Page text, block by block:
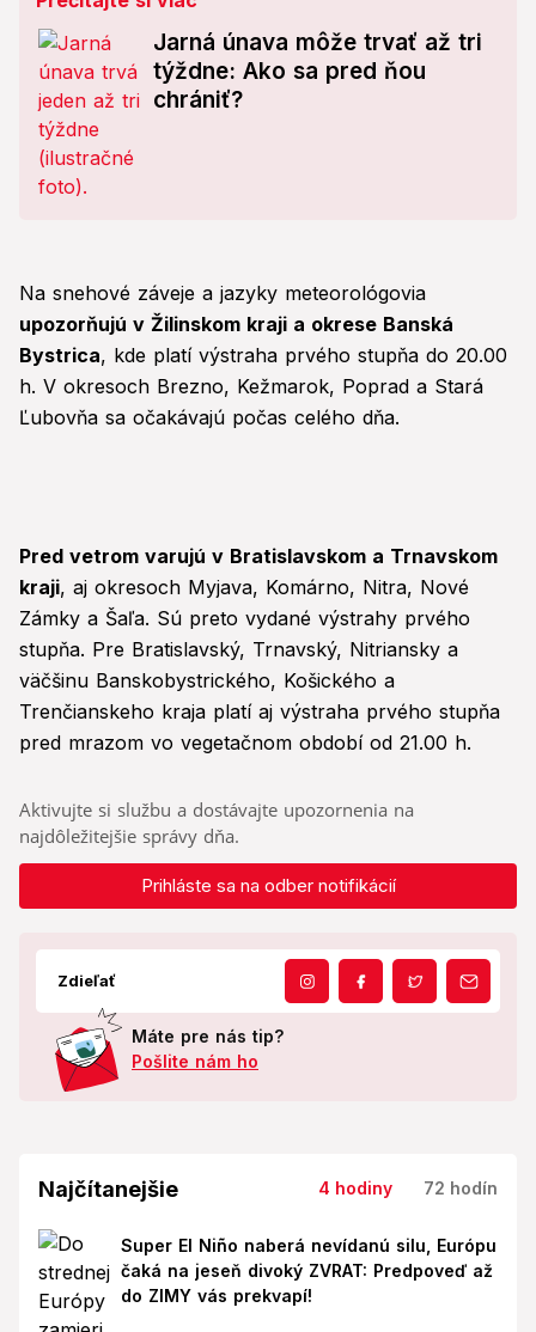
Jarná únava môže trvať až tri
týždne: Ako sa pred ňou
chrániť?
Na snehové záveje a jazyky meteorológovia
upozorňujú v Žilinskom kraji a okrese Banská
Bystrica, kde platí výstraha prvého stupňa do 20.00
h. V okresoch Brezno, Kežmarok, Poprad a Stará
Ľubovňa sa očakávajú počas celého dňa.
Pred vetrom varujú v Bratislavskom a Trnavskom
kraji, aj okresoch Myjava, Komárno, Nitra, Nové
Zámky a Šaľa. Sú preto vydané výstrahy prvého
stupňa. Pre Bratislavský, Trnavský, Nitriansky a
väčšinu Banskobystrického, Košického a
Trenčianskeho kraja platí aj výstraha prvého stupňa
pred mrazom vo vegetačnom období od 21.00 h.
Aktivujte si službu a dostávajte upozornenia na
najdôležitejšie správy dňa.
Prihláste sa na odber notifikácií
Zdieľať
Máte pre nás tip?
Pošlite nám ho
Najčítanejšie 4 hodiny 72 hodín
Super El Niño naberá nevídanú silu, Európu
čaká na jeseň divoký ZVRAT: Predpoveď až
do ZIMY vás prekvapí!